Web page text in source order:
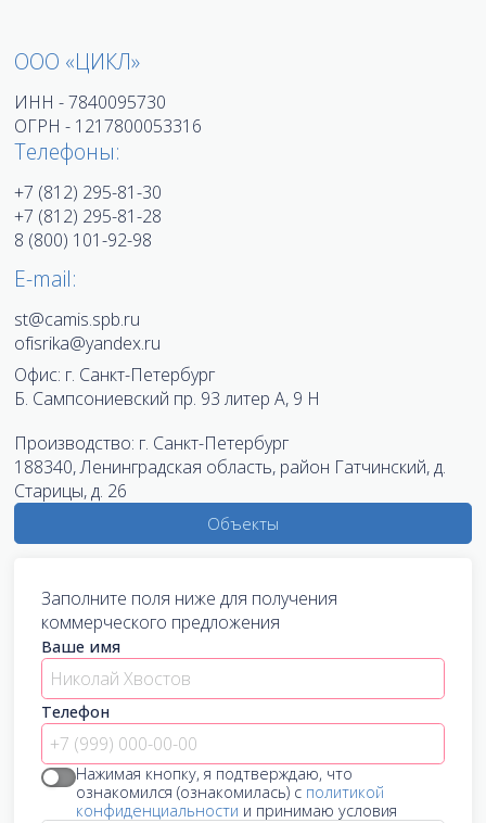
ООО «ЦИКЛ»
ИНН - 7840095730
ОГРН - 1217800053316
Телефоны:
+7 (812) 295-81-30
+7 (812) 295-81-28
8 (800) 101-92-98
E-mail:
st@camis.spb.ru
ofisrika@yandex.ru
Офис: г. Санкт-Петербург
Б. Сампсониевский пр. 93 литер А, 9 Н
Производство: г. Санкт-Петербург
188340, Ленинградская область, район Гатчинский, д.
Старицы, д. 26
Объекты
Заполните поля ниже для получения
коммерческого предложения
Ваше имя
Телефон
Нажимая кнопку, я подтверждаю, что
ознакомился (ознакомилась) с политикой
конфиденциальности и принимаю условия